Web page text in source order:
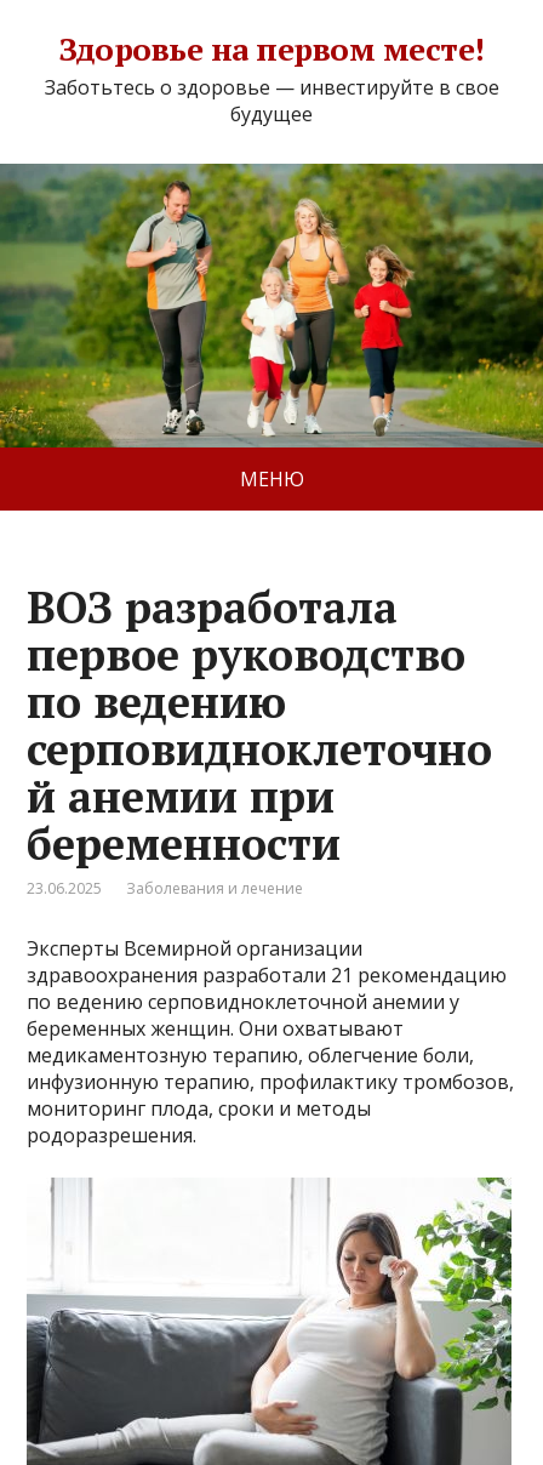
Здоровье на первом месте!
Заботьтесь о здоровье — инвестируйте в свое
будущее
МЕНЮ
ВОЗ разработала
первое руководство
по ведению
серповидноклеточно
й анемии при
беременности
23.06.2025 Заболевания и лечение
Эксперты Всемирной организации
здравоохранения разработали 21 рекомендацию
по ведению серповидноклеточной анемии у
беременных женщин. Они охватывают
медикаментозную терапию, облегчение боли,
инфузионную терапию, профилактику тромбозов,
мониторинг плода, сроки и методы
родоразрешения.